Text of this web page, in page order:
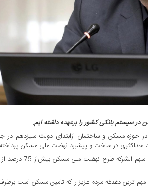
حوزه مسکن و ساختمان ازابتدای دولت سیزدهم در
حداکثری در ساخت و پیشبرد نهضت ملی مسکن
وی ادامه داد: بانک مسکن با پرداخت 95 هزار
ترین دغدغه مردم عزیز را که تامین مسکن است